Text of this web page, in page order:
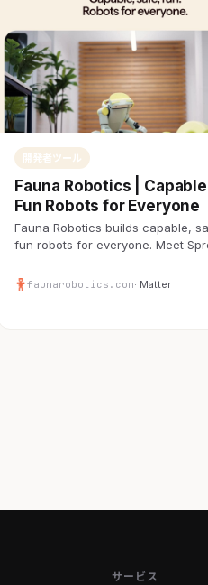
開発者ツール
Fauna Robotics |
Fun Robots for Everyone
Fauna Robotics builds capable,
fun robots for everyone. Meet
faunarobotics.com· Matter
サービス